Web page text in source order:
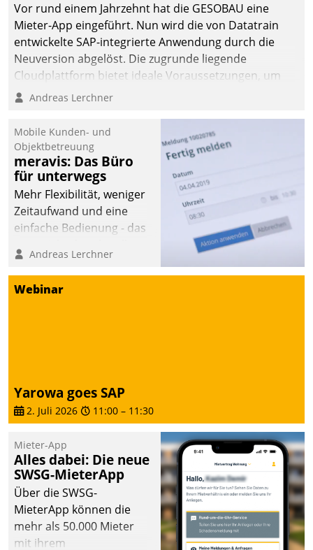
Vor rund einem Jahrzehnt hat die GESOBAU eine
Mieter-App eingeführt. Nun wird die von Datatrain
entwickelte SAP-integrierte Anwendung durch die
Neuversion abgelöst. Die zugrunde liegende
Cloudplattform bietet ideale Voraussetzungen, um
die Funktionalität der App zu erweitern und weitere
integrieren.
Andreas Lerchner
Mobile Kunden- und
Objektbetreuung
meravis: Das Büro
für unterwegs
Mehr Flexibilität, weniger
Zeitaufwand und eine
einfache Bedienung - das
Cockpit für mobile
Mitarbeiter von
Datatrain. Die meravis
entschieden - als erstes
Unternehmen am
Andreas Lerchner
Webinar
Yarowa goes SAP
2. Juli 2026 11:00 – 11:30
Mieter-App
Alles dabei: Die neue
SWSG-MieterApp
Über die SWSG-
MieterApp können die
mehr als 50.000 Mieter
mit ihrem